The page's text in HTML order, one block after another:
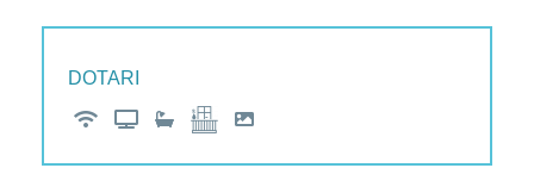
DOTARI